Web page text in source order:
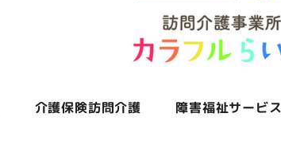
介護保険訪問介護 障害福祉サービス